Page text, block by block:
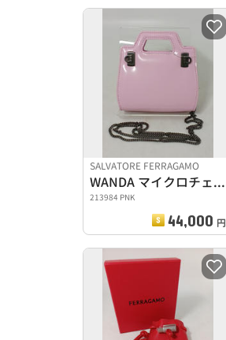
SALVATORE FERRAGAMO
WANDA マイクロチェーンショルダーバッグ
213984 PNK
44,000 円